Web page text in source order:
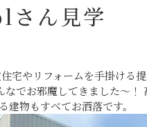
ん見学
宅やリフォームを手掛ける
でお邪魔してきました～！
建物もすべてお洒落です。